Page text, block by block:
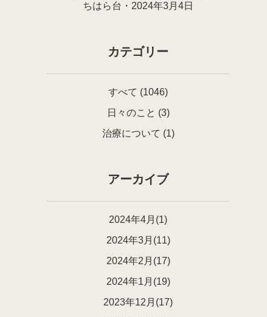
ちはら台・2024年3月4日
カテゴリー
すべて (1046)
日々のこと (3)
治療について (1)
アーカイブ
2024年4月(1)
2024年3月(11)
2024年2月(17)
2024年1月(19)
2023年12月(17)